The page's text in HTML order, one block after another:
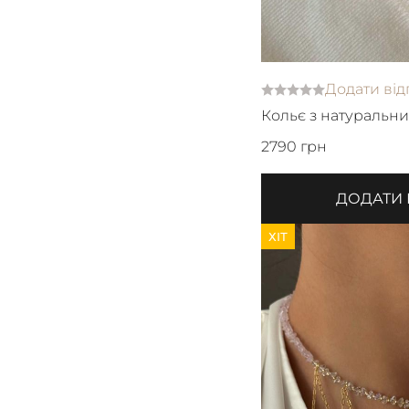
Додати
Кольє з
японського бісеру
2790 грн
ДОДАТИ
ХІТ